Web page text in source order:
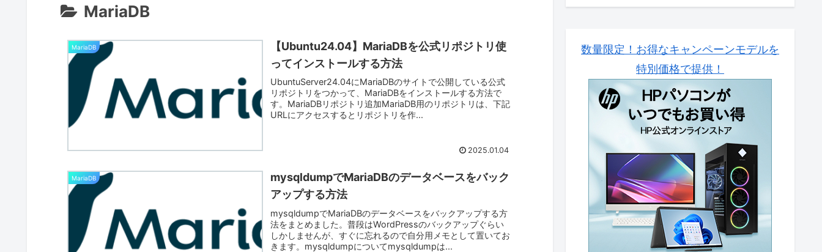
MariaDB
MariaDB
【Ubuntu24.04】MariaDBを公式リポジトリ使
ってインストールする方法
UbuntuServer24.04にMariaDBのサイトで公開している公式
リポジトリをつかって、MariaDBをインストールする方法で
す。MariaDBリポジトリ追加MariaDB用のリポジトリは、下記
URLにアクセスするとリポジトリを作...
2025.01.04
MariaDB
mysqldumpでMariaDBのデータベースをバック
アップする方法
mysqldumpでMariaDBのデータベースをバックアップする方
法をまとめました。普段はWordPressのバックアップぐらい
しかしませんが、すぐに忘れるので自分用メモとして置いてお
きます。mysqldumpについてmysqldumpは...
数量限定！お得なキャンペーンモデルを
特別価格で提供！